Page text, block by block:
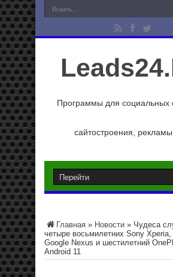
Программы для социальных
сайтостроения, рекламы
Главная » Новости » Чудеса
четыре восьмилетних Sony
Google Nexus и шестилетний
Android 11